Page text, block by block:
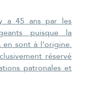
a 45 ans par les
puisque la
en sont à l’origine.
réservé
patronales et